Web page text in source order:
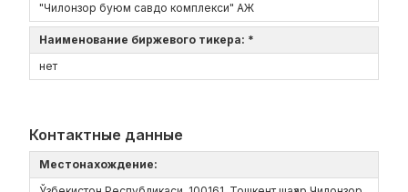
"Чилонзор буюм савдо комплекси" АЖ
Наименование биржевого тикера: *
нет
Контактные данные
Местонахождение: